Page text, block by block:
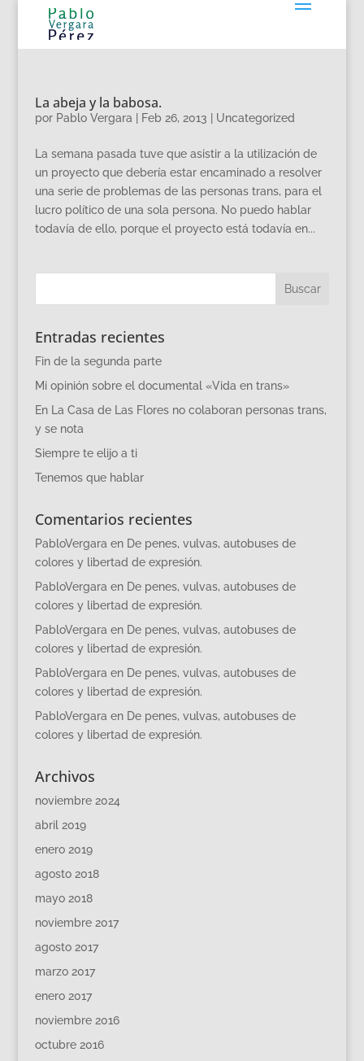
La abeja y la babosa.
por Pablo Vergara Feb 26, 2013 Uncategorized
La semana pasada tuve que asistir a la utilización de
un proyecto que debería estar encaminado a resolver
una serie de problemas de las personas trans, para el
lucro político de una sola persona. No puedo hablar
todavía de ello, porque el proyecto está todavía en...
Entradas recientes
Fin de la segunda parte
Mi opinión sobre el documental «Vida en trans»
En La Casa de Las Flores no colaboran personas trans,
y se nota
Siempre te elijo a ti
Tenemos que hablar
Comentarios recientes
PabloVergara en De penes, vulvas, autobuses de
colores y libertad de expresión.
PabloVergara en De penes, vulvas, autobuses de
colores y libertad de expresión.
PabloVergara en De penes, vulvas, autobuses de
colores y libertad de expresión.
PabloVergara en De penes, vulvas, autobuses de
colores y libertad de expresión.
PabloVergara en De penes, vulvas, autobuses de
colores y libertad de expresión.
Archivos
noviembre 2024
abril 2019
enero 2019
agosto 2018
mayo 2018
noviembre 2017
agosto 2017
marzo 2017
enero 2017
noviembre 2016
octubre 2016